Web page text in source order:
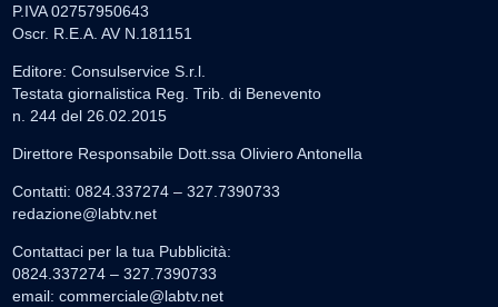
P.IVA 02757950643
Oscr. R.E.A. AV N.181151
Editore: Consulservice S.r.l.
Testata giornalistica Reg. Trib. di Benevento
n. 244 del 26.02.2015
Direttore Responsabile Dott.ssa Oliviero Antonella
Contatti: 0824.337274 – 327.7390733
redazione@labtv.net
Contattaci per la tua Pubblicità:
0824.337274 – 327.7390733
email: commerciale@labtv.net